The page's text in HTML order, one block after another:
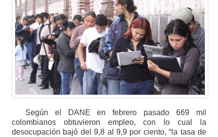
Según el DANE en febrero pasado 669 mil
colombianos obtuvieron empleo, con lo cual la
desocupación bajó del 9,8 al 9,9 por ciento, “la tasa de